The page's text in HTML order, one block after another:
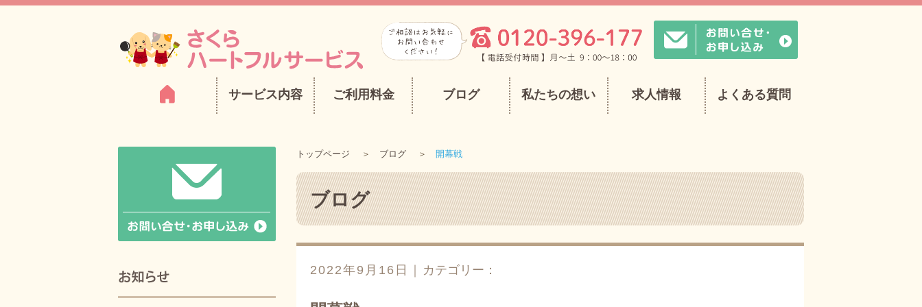
サービス内容 ご利用料金 ブログ 私たちの想い 求人情報 よくある質問
トップページ ブログ 開幕戦
ブログ
2022年9月16日｜ カテゴリー：